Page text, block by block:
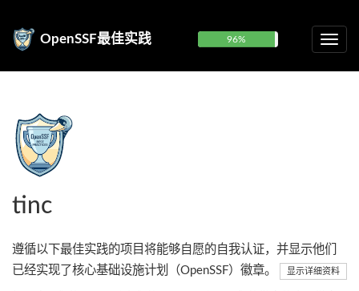
OpenSSF最佳实践 96%
tinc
遵循以下最佳实践的项目将能够自愿的自我认证，并显示他们
已经实现了核心基础设施计划（OpenSSF）徽章。
显示详细资料